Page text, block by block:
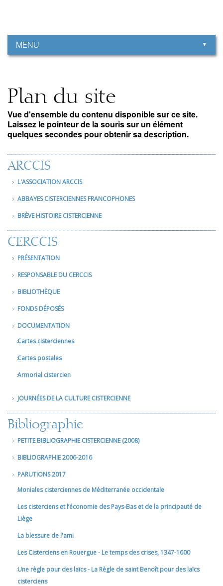
MENU
Plan du site
Vue d'ensemble du contenu disponible sur ce site.
Laissez le pointeur de la souris sur un élément
quelques secondes pour obtenir sa description.
ARCCIS
L'ASSOCIATION ARCCIS
ABBAYES CISTERCIENNES FRANCOPHONES
BRÈVE HISTOIRE CISTERCIENNE
CERCCIS
PRÉSENTATION
RESPONSABLE DU CERCCIS
BIBLIOTHÈQUE
FONDS DÉPOSÉS
DOCUMENTATION
Cartes cisterciennes
Cartes postales
Armorial cistercien
JOURNÉES DE LA CULTURE CISTERCIENNE
Bibliographie
PETITE BIBLIOGRAPHIE CISTERCIENNE (2008)
BIBLIOGRAPHIE 2006-2016
PARUTIONS 2017
Moniales cisterciennes de Méditerranée occidentale
Les cisterciens et l’économie des Pays-Bas et de la principauté de
Liège
La blessure de l'ami
Les Cisterciens en Rouergue - Le temps des crises, 1347-1600
Une règle pour des laïcs - La Règle de saint Benoît pour des laïcs
cisterciens